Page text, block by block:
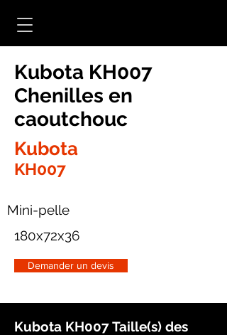
Kubota KH007
Chenilles en
caoutchouc
Kubota
KH007
Mini-pelle
180x72x36
Demander un devis
Kubota KH007 Taille(s) des